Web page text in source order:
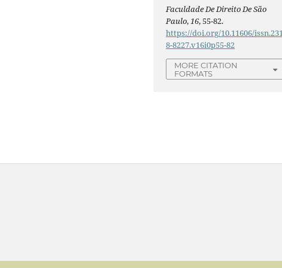
Faculdade De Direito De São
Paulo, 16, 55-82.
https://doi.org/10.11606/
8-8227.v16i0p55-82
MORE CITATION
FORMATS